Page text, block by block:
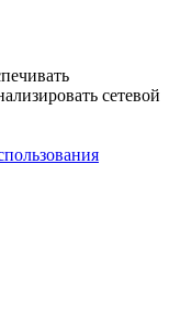
сетевой